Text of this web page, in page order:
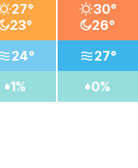
27°
23°
24°
1%
30°
26°
27°
0%